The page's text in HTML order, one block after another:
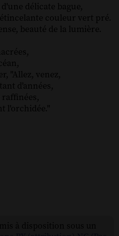
délicate bague,
couleur vert pré.
beauté de la lumière.
"Allez, venez,
d'années,
l'orchidée."